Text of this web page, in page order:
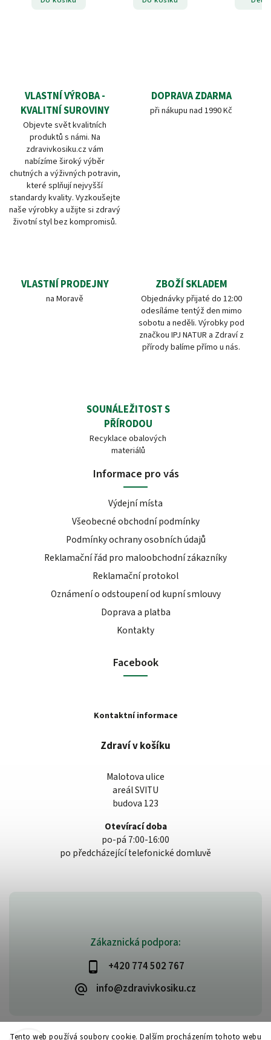
Tento web používá soubory cookie. Dalším procházením tohoto webu
VLASTNÍ VÝROBA -
KVALITNÍ SUROVINY
Objevte svět kvalitních
produktů s námi. Na
zdravivkosiku.cz vám
nabízíme široký výběr
chutných a výživných potravin,
které splňují nejvyšší
standardy kvality. Vyzkoušejte
naše výrobky a užijte si zdravý
životní styl bez kompromisů.
DOPRAVA ZDARMA
při nákupu nad 1990 Kč
VLASTNÍ PRODEJNY
na Moravě
ZBOŽÍ SKLADEM
Objednávky přijaté do 12:00
odesíláme tentýž den mimo
sobotu a neděli. Výrobky pod
značkou IPJ NATUR a Zdraví z
přírody balíme přímo u nás.
SOUNÁLEŽITOST S
PŘÍRODOU
Recyklace obalových
materiálů
Zákaznická podpora:
+420 774 502 767
info@zdravivkosiku.cz
Informace pro vás
Výdejní místa
Všeobecné obchodní podmínky
Podmínky ochrany osobních údajů
Reklamační řád pro maloobchodní zákazníky
Reklamační protokol
Oznámení o odstoupení od kupní smlouvy
Doprava a platba
Kontakty
Facebook
Kontaktní informace
Zdraví v košíku
Malotova ulice
areál SVITU
budova 123
Otevírací doba
po-pá 7:00-16:00
po předcházející telefonické domluvě